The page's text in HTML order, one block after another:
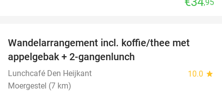
,95
Wandelarrangement incl. koffie/thee met
appelgebak + 2-gangenlunch
Lunchcafé Den Heijkant 10.0 star
Moergestel (7 km)